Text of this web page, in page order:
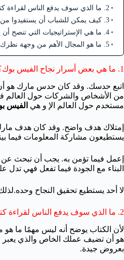
2. ما الذي سوف يدفع الناس لقراءة كتابك الجديد الفيس بوك ؟
3. كيف يمكن للشباب أن يستفيدوا من كتاب الفيس بوك في تنفيذ شركاتهم الخاصة؟
4. ما هي الإستراتيجيات التي تنصح أن يستخدمها الشباب؟ وهل هناك شكل معين لتنظيم الشركات أفضل من غيره؟
5. ما هو المجال الأهم من وجهة نظرك في 2013 والذي تنصح الشباب باستغلال ميزته؟
1. ما هي بعض أسرار نجاح الفيس بوك؟
اتبع حدسك. وقد كان حدس مارك هو أن
من الأشخاص والشركات حول العالم
مستخدم حول العالم الإ و هي الفيس
إمتلاك هدف واضح. وقد كان هدف
يستطيعون مشاركة المعلومات فيما
إعمل فيما تؤمن به. يجب أن تبحث عن
البناء مع الجودة فيما تفعل فهي تدل
لا أحد يستطيع تحقيق النجاح
2. ما الذي سوف يدفع الناس لقراءة كتابك الجديد الفيس بوك ؟
لأن الكتاب يوضح أنه ليس مهمًا ما هو
هو أن تضيف عملك الخاص والذي يعبر
بعروض جيدة.